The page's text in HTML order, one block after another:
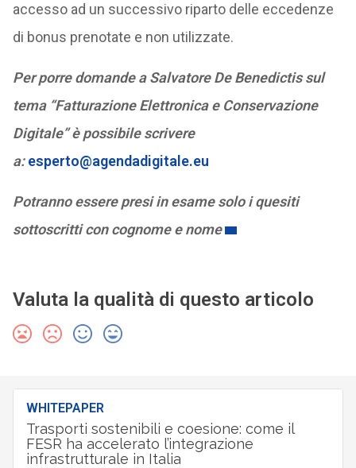
accesso ad un successivo riparto delle eccedenze
di bonus prenotate e non utilizzate.
Per porre domande a Salvatore De Benedictis sul
tema “Fatturazione Elettronica e Conservazione
Digitale” è possibile scrivere
a:esperto@agendadigitale.eu
Potranno essere presi in esame solo i quesiti
sottoscritti con cognome e nome
Valuta la qualità di questo articolo
WHITEPAPER
Trasporti sostenibili e coesione: come il
FESR ha accelerato l’integrazione
infrastrutturale in Italia